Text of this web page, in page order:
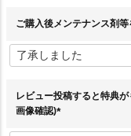
ご購入後メンテナンス剤
レビュー投稿すると特典
画像確認)